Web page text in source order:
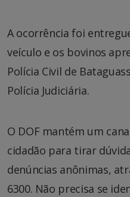
A ocorrência foi
veículo e os bovinos
Polícia Civil de
Polícia Judiciária.
O DOF mantém um
cidadão para tirar
denúncias anônimas,
6300. Não precisa se